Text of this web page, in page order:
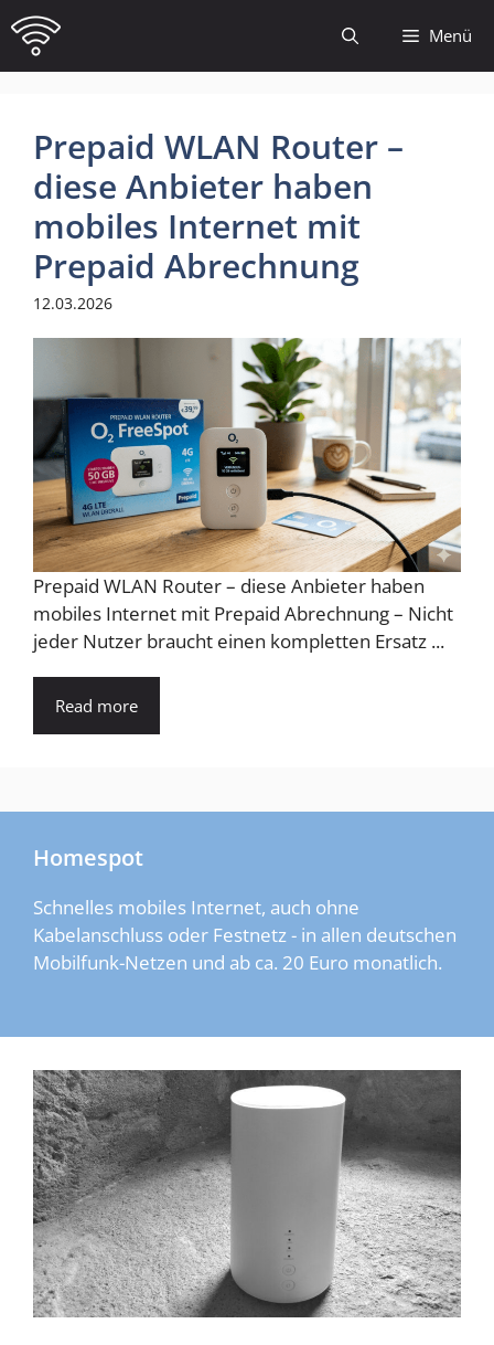
Zum
Inhalt
springen
Menü
Prepaid WLAN Router –
diese Anbieter haben
mobiles Internet mit
Prepaid Abrechnung
12.03.2026
Prepaid WLAN Router – diese Anbieter haben
mobiles Internet mit Prepaid Abrechnung – Nicht
jeder Nutzer braucht einen kompletten Ersatz ...
Read more
Homespot
Schnelles mobiles Internet, auch ohne
Kabelanschluss oder Festnetz - in allen deutschen
Mobilfunk-Netzen und ab ca. 20 Euro monatlich.